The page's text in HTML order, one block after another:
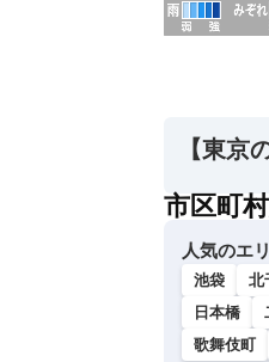
【東京
市区町
人気のエ
池袋 北
日本橋
歌舞伎町